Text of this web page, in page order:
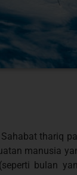
thariq
manusia
bulan